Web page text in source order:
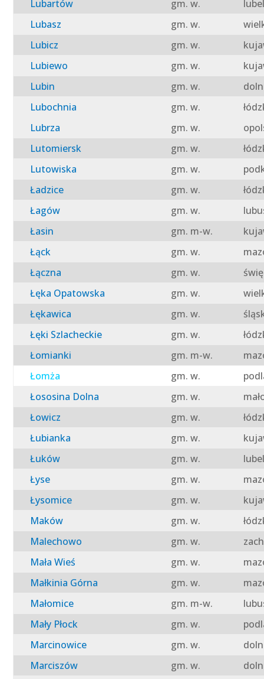
Lubartów gm. w.
Lubasz
gm. w.
Lubicz
gm. w.
Lubiewo
gm. w.
Lubin
gm. w.
Lubochnia
gm. w.
Lubrza
gm. w.
Lutomiersk
gm. w.
Lutowiska
gm. w.
Ładzice
gm. w.
Łagów
gm. w.
Łasin
gm. m-w.
Łąck
gm. w.
Łączna
gm. w.
Łęka Opatowska
gm. w.
Łękawica
gm. w.
Łęki Szlacheckie
gm. w.
Łomianki
gm. m-w.
Łomża
gm. w.
Łososina Dolna
gm. w.
Łowicz
gm. w.
Łubianka
gm. w.
Łuków
gm. w.
Łyse
gm. w.
Łysomice
gm. w.
Maków
gm. w.
Malechowo
gm. w.
Mała Wieś
gm. w.
Małkinia Górna
gm. w.
Małomice
gm. m-w.
Mały Płock
gm. w.
Marcinowice
gm. w.
Marciszów
gm. w.